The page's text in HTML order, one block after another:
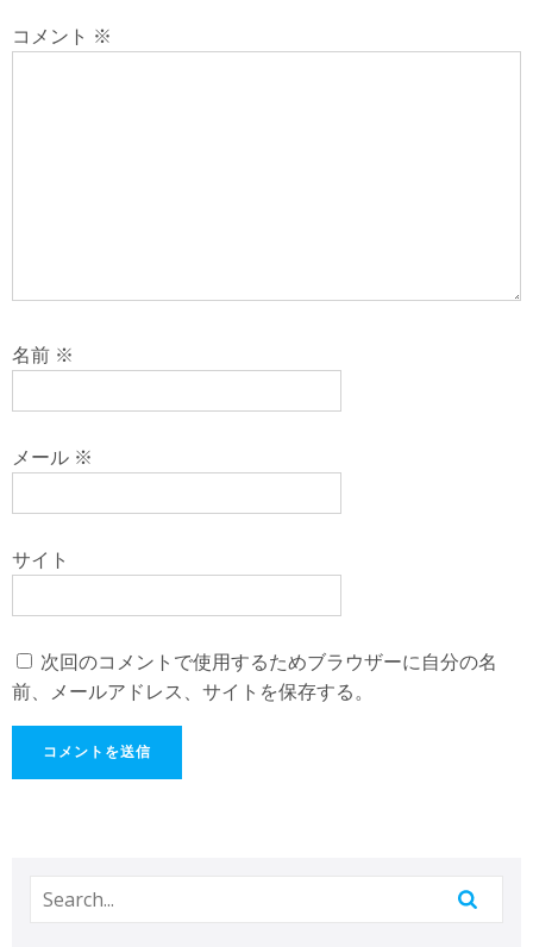
コメント ※
名前 ※
メール ※
サイト
次回のコメントで使用するためブラウザーに自分の名
前、メールアドレス、サイトを保存する。